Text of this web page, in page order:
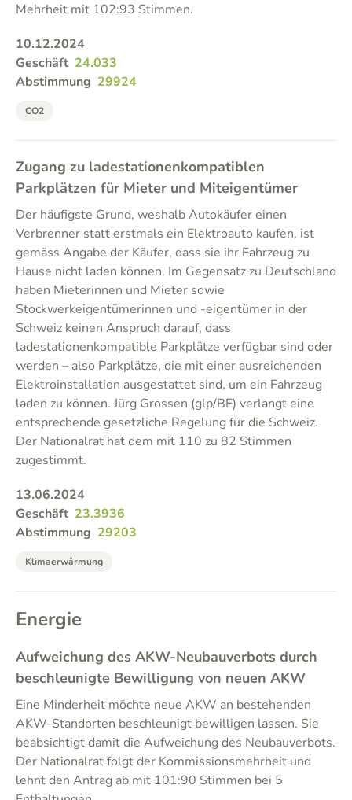
Mehrheit mit 102:93 Stimmen.
10.12.2024
Geschäft 24.033
Abstimmung 29924
CO2
Zugang zu ladestationenkompatiblen
Parkplätzen für Mieter und Miteigentümer
Der häufigste Grund, weshalb Autokäufer einen
Verbrenner statt erstmals ein Elektroauto kaufen, ist
gemäss Angabe der Käufer, dass sie ihr Fahrzeug zu
Hause nicht laden können. Im Gegensatz zu Deutschland
haben Mieterinnen und Mieter sowie
Stockwerkeigentümerinnen und -eigentümer in der
Schweiz keinen Anspruch darauf, dass
ladestationenkompatible Parkplätze verfügbar sind oder
werden – also Parkplätze, die mit einer ausreichenden
Elektroinstallation ausgestattet sind, um ein Fahrzeug
laden zu können. Jürg Grossen (glp/BE) verlangt eine
entsprechende gesetzliche Regelung für die Schweiz.
Der Nationalrat hat dem mit 110 zu 82 Stimmen
zugestimmt.
13.06.2024
Geschäft 23.3936
Abstimmung 29203
Klimaerwärmung
Energie
Aufweichung des AKW-Neubauverbots durch
beschleunigte Bewilligung von neuen AKW
Eine Minderheit möchte neue AKW an bestehenden
AKW-Standorten beschleunigt bewilligen lassen. Sie
beabsichtigt damit die Aufweichung des Neubauverbots.
Der Nationalrat folgt der Kommissionsmehrheit und
lehnt den Antrag ab mit 101:90 Stimmen bei 5